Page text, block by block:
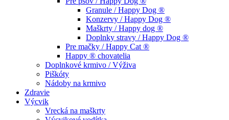
Granule / Happy Dog ®
Konzervy / Happy Dog ®
Maškrty / Happy dog ®
Doplnky stravy / Happy Dog ®
Pre mačky / Happy Cat ®
Happy ® chovatelia
Doplnkové krmivo / Výživa
Piškóty
Nádoby na krmivo
Zdravie
Výcvik
Vrecká na maškrty